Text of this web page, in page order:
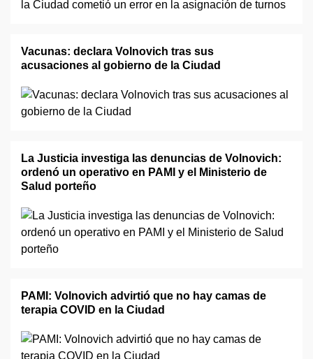
Vacunas: declara Volnovich tras sus
acusaciones al gobierno de la Ciudad
La Justicia investiga las denuncias de Volnovich:
ordenó un operativo en PAMI y el Ministerio de
Salud porteño
PAMI: Volnovich advirtió que no hay camas de
terapia COVID en la Ciudad